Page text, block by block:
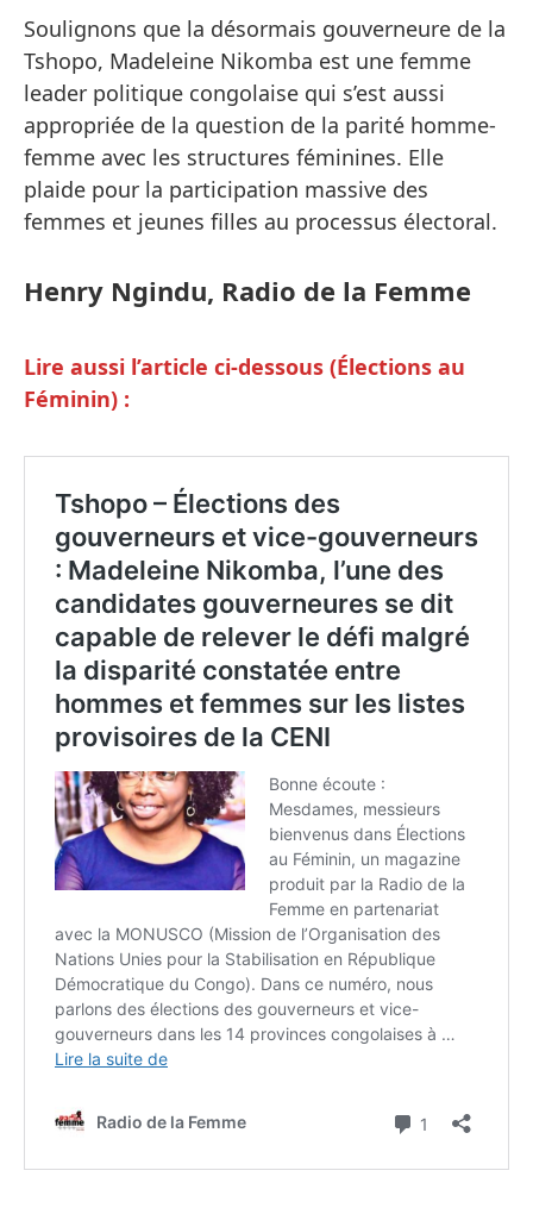
Soulignons que la désormais gouverneure de la
Tshopo, Madeleine Nikomba est une femme
leader politique congolaise qui s’est aussi
appropriée de la question de la parité homme-
femme avec les structures féminines. Elle
plaide pour la participation massive des
femmes et jeunes filles au processus électoral.
Henry Ngindu, Radio de la Femme
Lire aussi l’article ci-dessous (Élections au
Féminin) :